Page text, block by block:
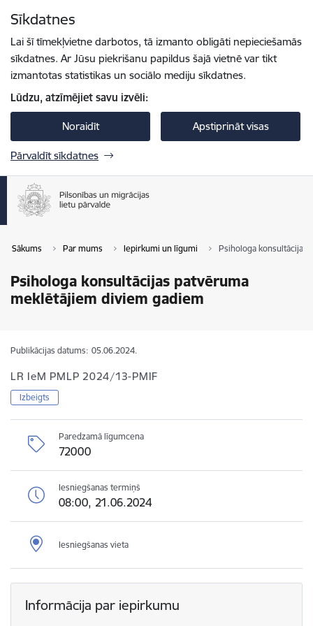
Sīkdatnes
Lai šī tīmekļvietne darbotos, tā izmanto obligāti nepieciešamās
sīkdatnes. Ar Jūsu piekrišanu papildus šajā vietnē var tikt
izmantotas statistikas un sociālo mediju sīkdatnes.
Lūdzu, atzīmējiet savu izvēli:
Noraidīt Apstiprināt visas
Pārvaldīt sīkdatnes
Sākums Par mums Iepirkumi un līgumi Psihologa konsultācijas
Psihologa konsultācijas patvēruma
meklētājiem diviem gadiem
Publikācijas datums: 05.06.2024.
LR IeM PMLP 2024/13-PMIF
Izbeigts
Paredzamā līgumcena
72000
Iesniegšanas termiņš
08:00, 21.06.2024
Iesniegšanas vieta
Informācija par iepirkumu